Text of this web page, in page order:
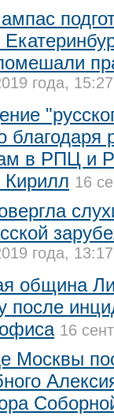
года, 15:27
благодаря
в РПЦ и
Кирилл 16
года, 13:17
община
после
16
Москвы